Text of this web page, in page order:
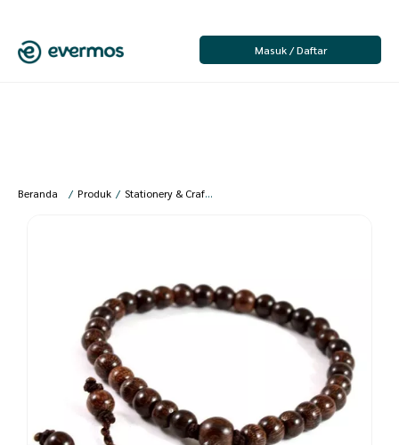
Masuk / Daftar
Beranda / Produk / Stationery & Craft